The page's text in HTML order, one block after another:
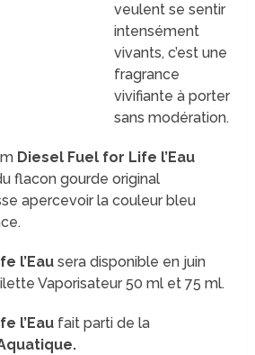
veulent se sentir
intensément
vivants, c’est une
fragrance
vivifiante à porter
sans modération.
Diesel Fuel for Life l’Eau
flacon gourde original
apercevoir la couleur bleu
l’Eau sera disponible en juin
Vaporisateur 50 ml et 75 ml.
l’Eau fait parti de la